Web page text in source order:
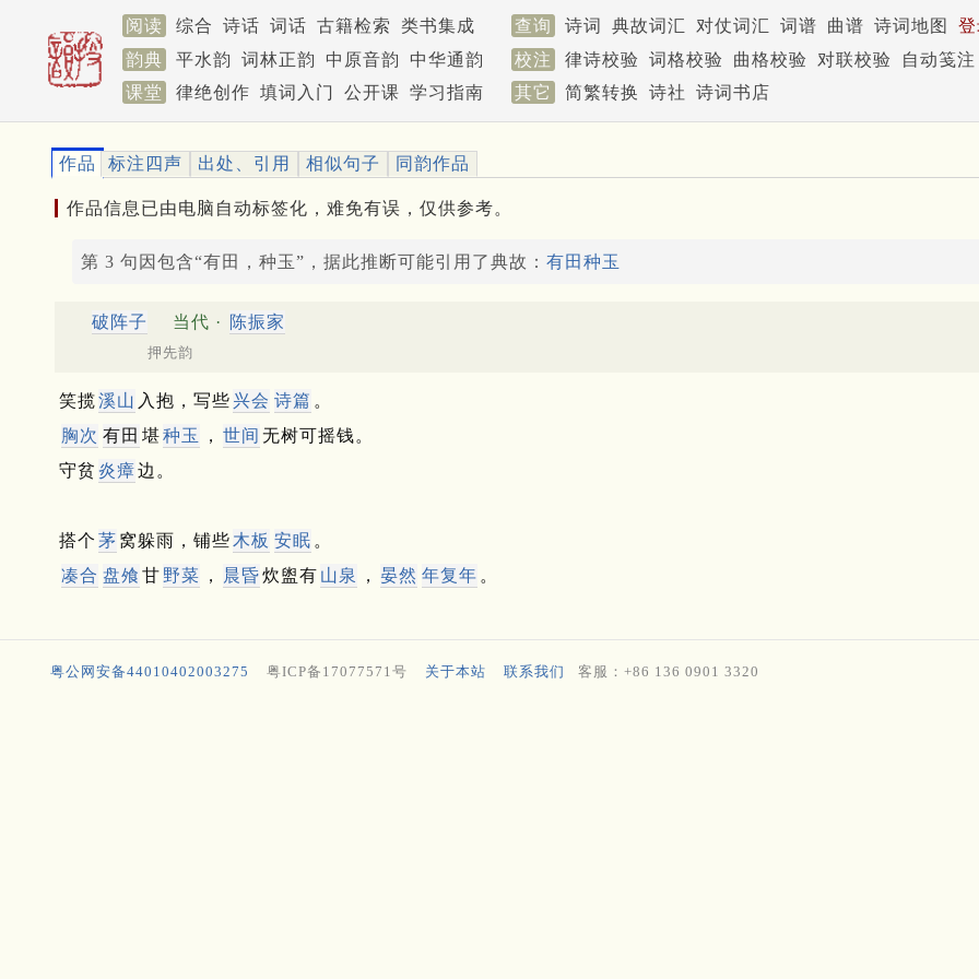
阅读 综合 诗话 词话 古籍检索 类书集成 查询 诗词 典故词汇 对仗词汇 词谱 曲谱 诗词地图
韵典
平水韵 词林正韵 中原音韵 中华通韵 校注 律诗校验 词格校验 曲格校验 对联校验
自动笺注
课堂
律绝创作 填词入门 公开课 学习指南 其它 简繁转换 诗社 诗词书店
作品 标注四声 出处、引用 相似句子 同韵作品
作品信息已由电脑自动标签化，难免有误，仅供参考。
第 3 句因包含“有田，种玉”，据此推断可能引用了典故： 有田种玉
破阵子 当代 · 陈振家
押先韵
笑揽溪山 入抱，写些 兴会 诗篇 。
胸次 有田 堪种玉 ， 世间 无树可摇钱。
守贫 炎瘴边。
搭个 茅 窝躲雨，铺些 木板 安眠 。
凑合 盘飧 甘 野菜 ， 晨昏炊盥有 山泉 ， 晏然 年复年 。
粤公网安备44010402003275 粤ICP备17077571号 关于本站 联系我们 客服：+86 136 0901 3320